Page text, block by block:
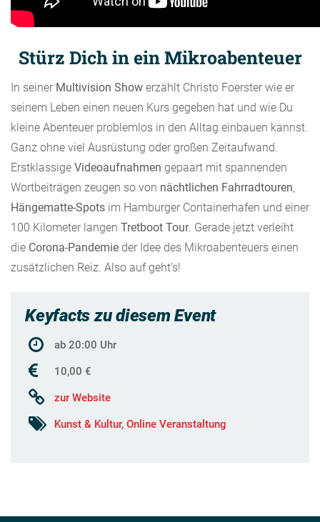
Stürz Dich in ein Mikroabenteuer
In seiner Multivision Show erzählt Christo Foerster wie er
seinem Leben einen neuen Kurs gegeben hat und wie Du
kleine Abenteuer problemlos in den Alltag einbauen kannst.
Ganz ohne viel Ausrüstung oder großen Zeitaufwand.
Erstklassige Videoaufnahmen gepaart mit spannenden
Wortbeiträgen zeugen so von nächtlichen Fahrradtouren,
Hängematte-Spots im Hamburger Containerhafen und einer
100 Kilometer langen Tretboot Tour. Gerade jetzt verleiht
die Corona-Pandemie der Idee des Mikroabenteuers einen
zusätzlichen Reiz. Also auf geht’s!
Keyfacts zu diesem Event
ab 20:00 Uhr
10,00 €
zur Website
Kunst & Kultur, Online Veranstaltung